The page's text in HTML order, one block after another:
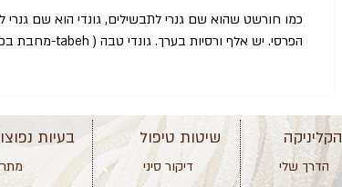
כמו חורשט שהוא שם גנרי לתבשילים, גונדי הוא שם
הפרסי. יש אלף ורסיות בערך. גונדי טבה ( tabeh-מחבת בפרסית ) היא קציצה...
בעיות שיטות טיפול
דיקור סיני
הקליניקה
הדרך שלי